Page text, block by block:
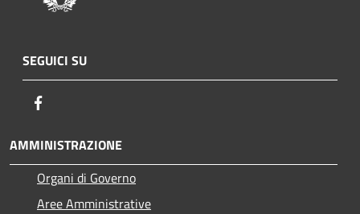
SEGUICI SU
AMMINISTRAZIONE
Organi di Governo
Aree Amministrative